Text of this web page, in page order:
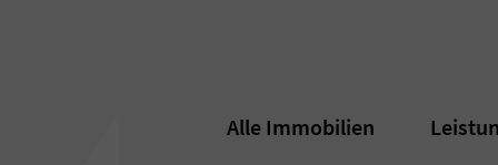
Alle Immobilien
Alle Immobilien